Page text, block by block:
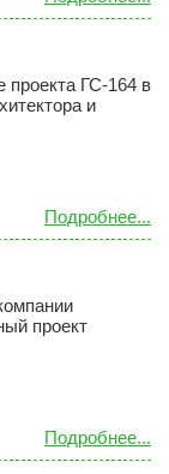
проекта ГС-164 в
и
Подробнее...
проект
Подробнее...